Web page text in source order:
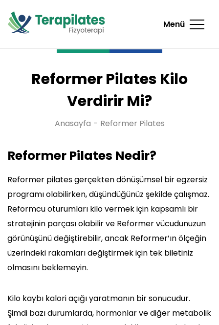
Menü
Reformer Pilates Kilo
Verdirir Mi?
Anasayfa Reformer Pilates
Reformer Pilates Nedir?
Reformer pilates gerçekten dönüşümsel bir egzersiz
programı olabilirken, düşündüğünüz şekilde çalışmaz.
Reformcu oturumları kilo vermek için kapsamlı bir
stratejinin parçası olabilir ve Reformer vücudunuzun
görünüşünü değiştirebilir, ancak Reformer’ın ölçeğin
üzerindeki rakamları değiştirmek için tek biletiniz
olmasını beklemeyin.
Kilo kaybı kalori açığı yaratmanın bir sonucudur.
Şimdi bazı durumlarda, hormonlar ve diğer metabolik